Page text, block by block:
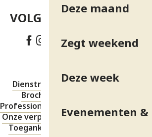
Deze maand
Zegt weekend
Deze week
Evenementen
VOLG ONS!
Dienstregeling
Brochures
Professionele ruimte
Onze verplichtingen
Toegankelijkheid